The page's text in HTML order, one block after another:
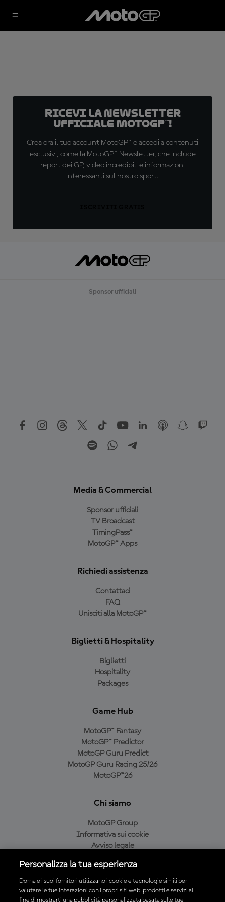
Ricevi la newsletter
ufficiale MotoGP™!
Crea ora il tuo account MotoGP™ e accedi a contenuti
esclusivi, come la MotoGP™ Newsletter, che include
report dei GP, video incredibili e informazioni
interessanti sul nostro sport.
Sponsor ufficiali
Media & Commercial
Sponsor ufficiali
TV Broadcast
TimingPass™
MotoGP™ Apps
Richiedi assistenza
Contattaci
FAQ
Unisciti alla MotoGP™
Biglietti & Hospitality
Biglietti
Hospitality
Packages
Game Hub
MotoGP™ Fantasy
MotoGP™ Predictor
MotoGP Guru Predict
MotoGP Guru Racing 25/26
MotoGP™26
Chi siamo
MotoGP Group
Informativa sui cookie
Avviso legale
Condizioni di acquisto
Personalizza la tua esperienza
Dorna e i suoi fornitori utilizzano i cookie e tecnologie simili per
valutare le tue interazioni con i propri siti web, prodotti e servizi al
fine di mostrarti una pubblicità personalizzata basata sulle tue